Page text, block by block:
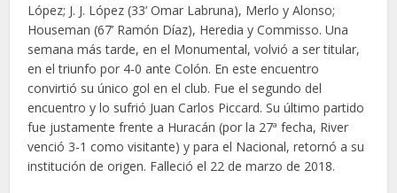
López; J. J. López (33’ Omar Labruna), Merlo y Alonso;
Houseman (67’ Ramón Díaz), Heredia y Commisso. Una
semana más tarde, en el Monumental, volvió a ser titular,
en el triunfo por 4-0 ante Colón. En este encuentro
convirtió su único gol en el club. Fue el segundo del
encuentro y lo sufrió Juan Carlos Piccard. Su último partido
fue justamente frente a Huracán (por la 27ª fecha, River
venció 3-1 como visitante) y para el Nacional, retornó a su
institución de origen. Falleció el 22 de marzo de 2018.